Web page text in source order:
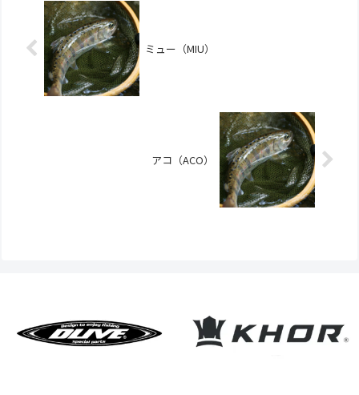
ミュー（MIU）
アコ（ACO）